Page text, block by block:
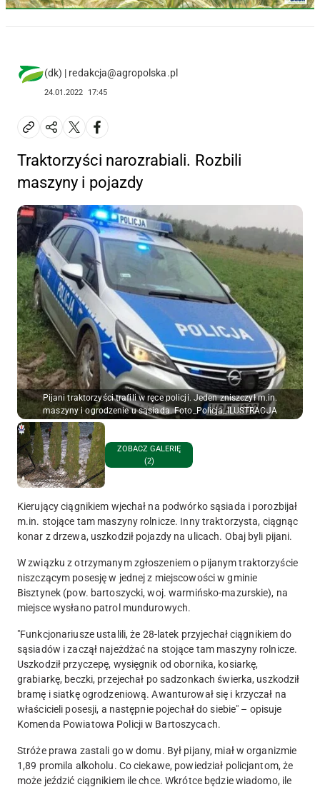
(dk) | redakcja@agropolska.pl
24.01.2022 17:45
Traktorzyści narozrabiali. Rozbili
maszyny i pojazdy
Pijani traktorzyści trafili w ręce policji. Jeden zniszczył m.in.
maszyny i ogrodzenie u sąsiada. Foto_Policja_ILUSTRACJA
ZOBACZ GALERIĘ
(2)
Kierujący ciągnikiem wjechał na podwórko sąsiada i porozbijał
m.in. stojące tam maszyny rolnicze. Inny traktorzysta, ciągnąc
konar z drzewa, uszkodził pojazdy na ulicach. Obaj byli pijani.
W związku z otrzymanym zgłoszeniem o pijanym traktorzyście
niszczącym posesję w jednej z miejscowości w gminie
Bisztynek (pow. bartoszycki, woj. warmińsko-mazurskie), na
miejsce wysłano patrol mundurowych.
"Funkcjonariusze ustalili, że 28-latek przyjechał ciągnikiem do
sąsiadów i zaczął najeżdżać na stojące tam maszyny rolnicze.
Uszkodził przyczepę, wysięgnik od obornika, kosiarkę,
grabiarkę, beczki, przejechał po sadzonkach świerka, uszkodził
bramę i siatkę ogrodzeniową. Awanturował się i krzyczał na
właścicieli posesji, a następnie pojechał do siebie" – opisuje
Komenda Powiatowa Policji w Bartoszycach.
Stróże prawa zastali go w domu. Był pijany, miał w organizmie
1,89 promila alkoholu. Co ciekawe, powiedział policjantom, że
może jeździć ciągnikiem ile chce. Wkrótce będzie wiadomo, ile